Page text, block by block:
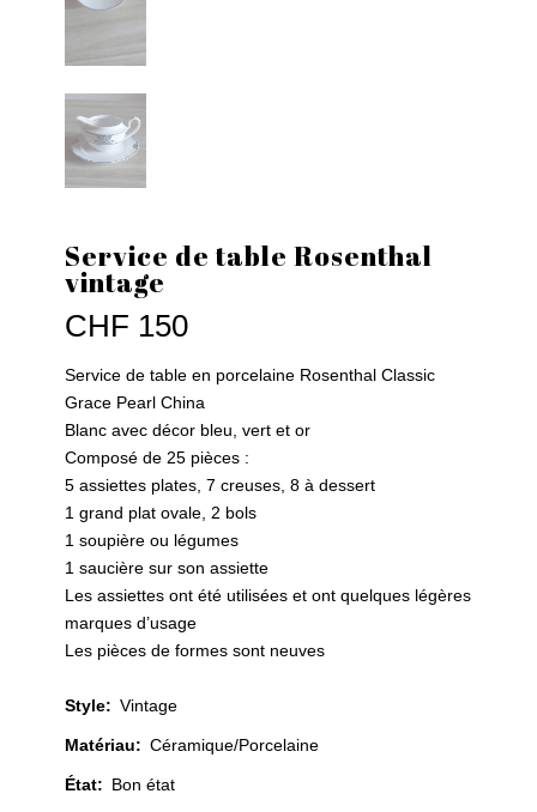
Service de table Rosenthal
vintage
CHF 150
Service de table en porcelaine Rosenthal Classic
Grace Pearl China
Blanc avec décor bleu, vert et or
Composé de 25 pièces :
5 assiettes plates, 7 creuses, 8 à dessert
1 grand plat ovale, 2 bols
1 soupière ou légumes
1 saucière sur son assiette
Les assiettes ont été utilisées et ont quelques légères
marques d’usage
Les pièces de formes sont neuves
Style: Vintage
Matériau: Céramique/Porcelaine
État: Bon état